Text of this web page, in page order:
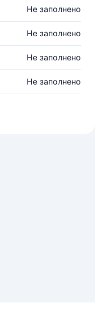
Не заполнено
Не заполнено
Не заполнено
Не заполнено